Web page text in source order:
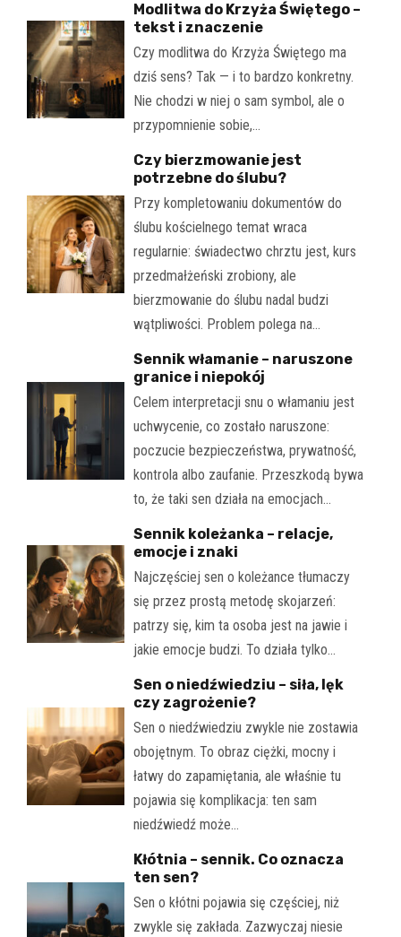
Modlitwa do Krzyża Świętego –
tekst i znaczenie
Czy modlitwa do Krzyża Świętego ma
dziś sens? Tak — i to bardzo konkretny.
Nie chodzi w niej o sam symbol, ale o
przypomnienie sobie,…
Czy bierzmowanie jest
potrzebne do ślubu?
Przy kompletowaniu dokumentów do
ślubu kościelnego temat wraca
regularnie: świadectwo chrztu jest, kurs
przedmałżeński zrobiony, ale
bierzmowanie do ślubu nadal budzi
wątpliwości. Problem polega na…
Sennik włamanie – naruszone
granice i niepokój
Celem interpretacji snu o włamaniu jest
uchwycenie, co zostało naruszone:
poczucie bezpieczeństwa, prywatność,
kontrola albo zaufanie. Przeszkodą bywa
to, że taki sen działa na emocjach…
Sennik koleżanka – relacje,
emocje i znaki
Najczęściej sen o koleżance tłumaczy
się przez prostą metodę skojarzeń:
patrzy się, kim ta osoba jest na jawie i
jakie emocje budzi. To działa tylko…
Sen o niedźwiedziu – siła, lęk
czy zagrożenie?
Sen o niedźwiedziu zwykle nie zostawia
obojętnym. To obraz ciężki, mocny i
łatwy do zapamiętania, ale właśnie tu
pojawia się komplikacja: ten sam
niedźwiedź może…
Kłótnia – sennik. Co oznacza
ten sen?
Sen o kłótni pojawia się częściej, niż
zwykle się zakłada. Zazwyczaj niesie